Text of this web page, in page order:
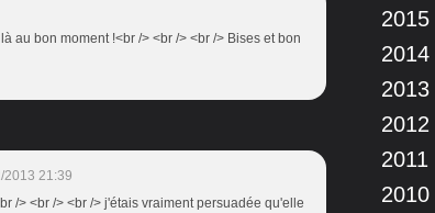
au bon moment !<br /> <br /> <br /> Bises et bon
2013 21:39
/> <br /> <br /> j'étais vraiment persuadée qu'elle
2015
2014
2013
2012
2011
2010